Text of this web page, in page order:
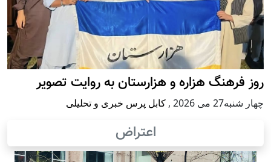
روز فرهنگ هزاره و هزارستان به روایت تصویر
چهار شنبه27 می 2026 , کابل پرس خبری و تحلیلی
اعتراض